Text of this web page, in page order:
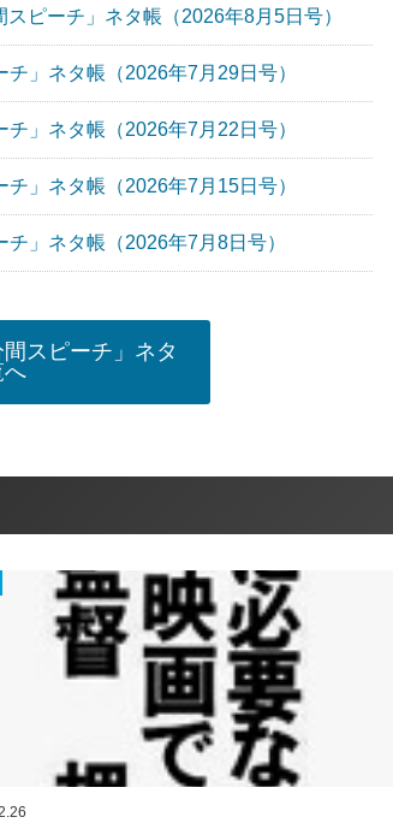
ピーチ」ネタ帳（2026年8月5日号）
」ネタ帳（2026年7月29日号）
」ネタ帳（2026年7月22日号）
」ネタ帳（2026年7月15日号）
」ネタ帳（2026年7月8日号）
スピーチ」ネタ
へ